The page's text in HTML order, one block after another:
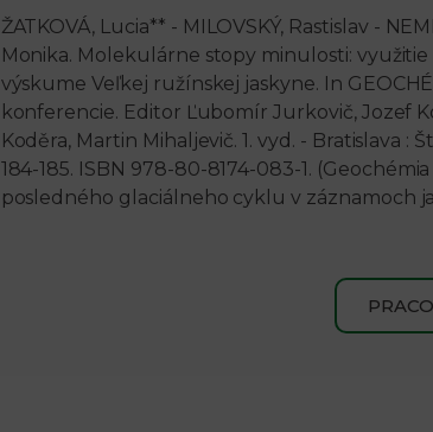
ŽATKOVÁ, Lucia** - MILOVSKÝ, Rastislav -
Monika. Molekulárne stopy minulosti:
výskume Veľkej ružínskej jaskyne. In
konferencie. Editor Ľubomír Jurkovič, Jozef
Koděra, Martin Mihaljevič. 1. vyd. - Bratislava
184-185. ISBN 978-80-8174-083-1.
posledného glaciálneho cyklu v záznamoch